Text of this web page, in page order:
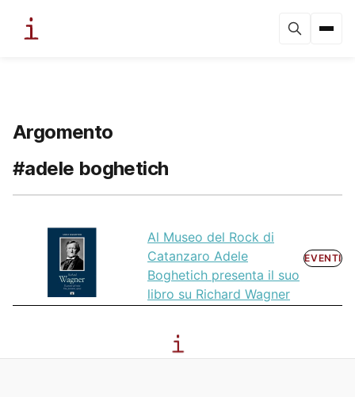
Argomento
#adele boghetich
Al Museo del Rock di
Catanzaro Adele
Boghetich presenta il suo
libro su Richard Wagner
EVENTI